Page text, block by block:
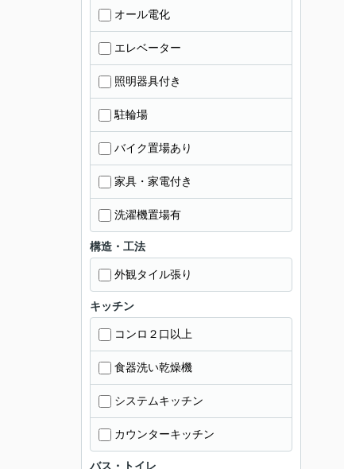
オール電化
エレベーター
照明器具付き
駐輪場
バイク置場あり
家具・家電付き
洗濯機置場有
構造・工法
外観タイル張り
キッチン
コンロ２口以上
食器洗い乾燥機
システムキッチン
カウンターキッチン
バス・トイレ